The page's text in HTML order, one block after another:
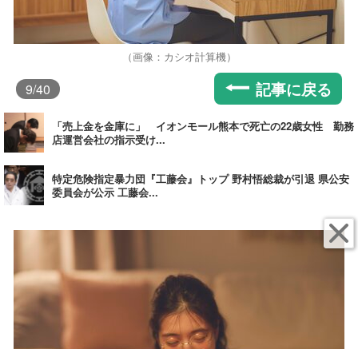
（画像：カシオ計算機）
9/40 記事に戻る
「売上金を金庫に」 イオンモール熊本で死亡の22歳女性 勤務
店運営会社の指示受け...
特定危険指定暴力団『工藤会』トップ 野村悟総裁が引退 県公安
委員会が公示 工藤会...